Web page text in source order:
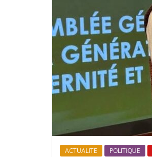
ACTUALITE POLITIQUE